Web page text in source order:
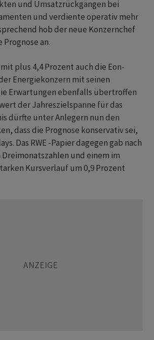
und Umsatzrückgängen bei
und verdiente operativ mehr
hob der neue Konzernchef
Prognose an.
plus 4,4 Prozent auch die Eon-
Energiekonzern mit seinen
Erwartungen ebenfalls übertroffen
der Jahreszielspanne für das
dürfte unter Anlegern nun den
dass die Prognose konservativ sei,
Das RWE -Papier dagegen gab nach
und einem im
Kursverlauf um 0,9 Prozent